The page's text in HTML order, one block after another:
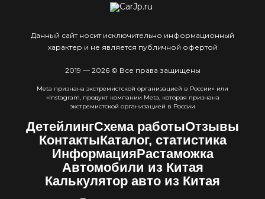
Данный сайт носит исключительно информационный
характер и не является публичной офертой
2019 — 2026 © Все права защищены
Meta признана экстремистcкой организацией в России» или
«Instagram, продукт компании Meta, которая признана
экстремистской организацией в России
ДетейлингСхема работыОтзывы
КонтактыКаталог, статистика
ИнформацияРастаможка
Автомобили из Китая
Калькулятор авто из Китая